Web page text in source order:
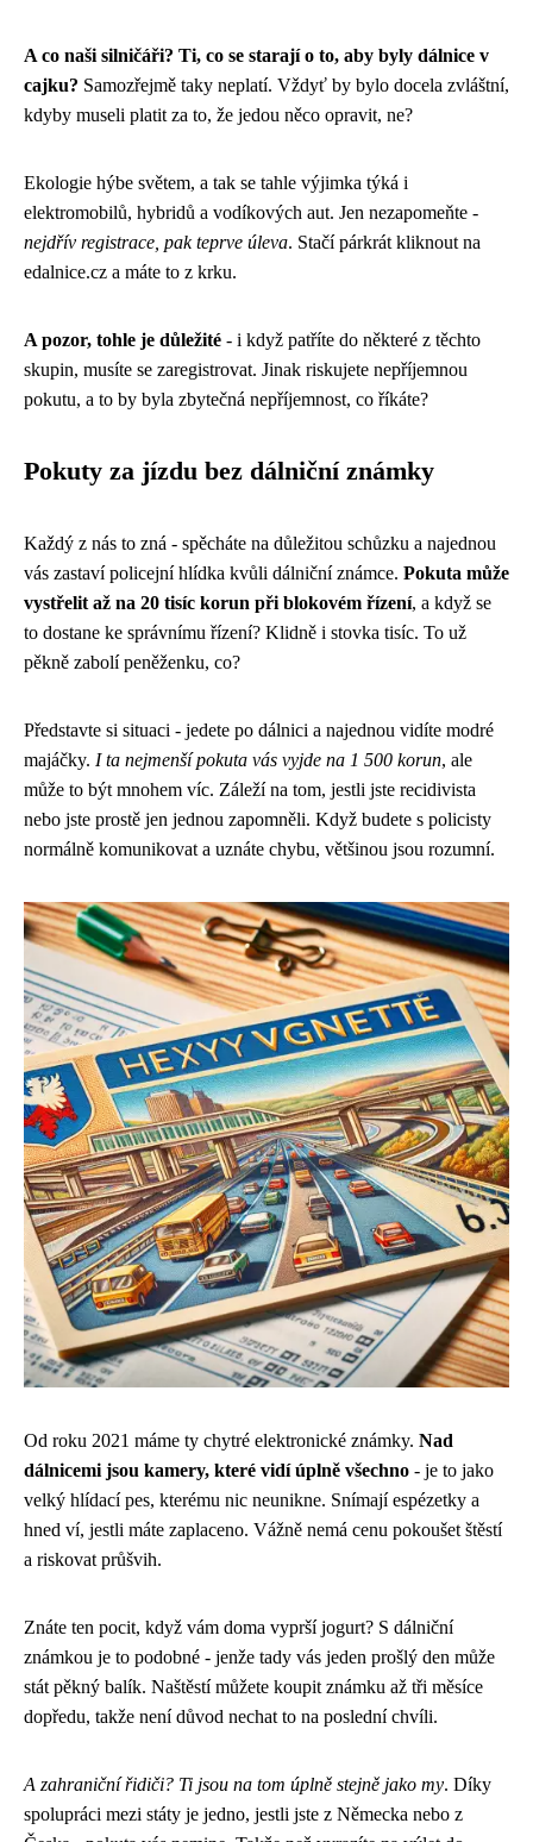
A co naši silničáři? Ti, co se starají o to, aby byly dálnice v
cajku? Samozřejmě taky neplatí. Vždyť by bylo docela zvláštní,
kdyby museli platit za to, že jedou něco opravit, ne?
Ekologie hýbe světem, a tak se tahle výjimka týká i
elektromobilů, hybridů a vodíkových aut. Jen nezapomeňte -
nejdřív registrace, pak teprve úleva. Stačí párkrát kliknout na
edalnice.cz a máte to z krku.
A pozor, tohle je důležité - i když patříte do některé z těchto
skupin, musíte se zaregistrovat. Jinak riskujete nepříjemnou
pokutu, a to by byla zbytečná nepříjemnost, co říkáte?
Pokuty za jízdu bez dálniční známky
Každý z nás to zná - spěcháte na důležitou schůzku a najednou
vás zastaví policejní hlídka kvůli dálniční známce. Pokuta může
vystřelit až na 20 tisíc korun při blokovém řízení, a když se
to dostane ke správnímu řízení? Klidně i stovka tisíc. To už
pěkně zabolí peněženku, co?
Představte si situaci - jedete po dálnici a najednou vidíte modré
majáčky. I ta nejmenší pokuta vás vyjde na 1 500 korun, ale
může to být mnohem víc. Záleží na tom, jestli jste recidivista
nebo jste prostě jen jednou zapomněli. Když budete s policisty
normálně komunikovat a uznáte chybu, většinou jsou rozumní.
Od roku 2021 máme ty chytré elektronické známky. Nad
dálnicemi jsou kamery, které vidí úplně všechno - je to jako
velký hlídací pes, kterému nic neunikne. Snímají espézetky a
hned ví, jestli máte zaplaceno. Vážně nemá cenu pokoušet štěstí
a riskovat průšvih.
Znáte ten pocit, když vám doma vyprší jogurt? S dálniční
známkou je to podobné - jenže tady vás jeden prošlý den může
stát pěkný balík. Naštěstí můžete koupit známku až tři měsíce
dopředu, takže není důvod nechat to na poslední chvíli.
A zahraniční řidiči? Ti jsou na tom úplně stejně jako my. Díky
spolupráci mezi státy je jedno, jestli jste z Německa nebo z